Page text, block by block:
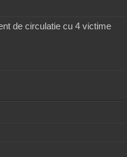
de circulatie cu 4 victime